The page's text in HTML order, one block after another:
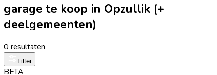
garage te koop in Opzullik (+
deelgemeenten)
0 resultaten
Filter
BETA